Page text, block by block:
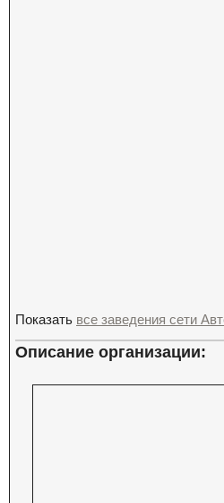
Показать все заведения сети
Описание организации: